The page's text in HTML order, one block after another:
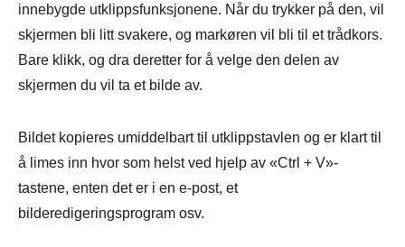
Trinn 3.
innebygde utklippsfunksjonene. Når du trykker på den, vil
skjermen bli litt svakere, og markøren vil bli til et trådkors.
Bare klikk, og dra deretter for å velge den delen av
skjermen du vil ta et bilde av.
Bildet kopieres umiddelbart til utklippstavlen og er klart til
å limes inn hvor som helst ved hjelp av «Ctrl + V»-
tastene, enten det er i en e-post, et
bilderedigeringsprogram osv.